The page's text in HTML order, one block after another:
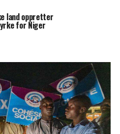
land oppretter
for Niger